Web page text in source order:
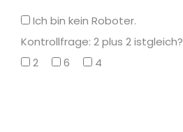
Ich bin kein Roboter.
Kontrollfrage: 2 plus 2 istgleich?
2
6 4